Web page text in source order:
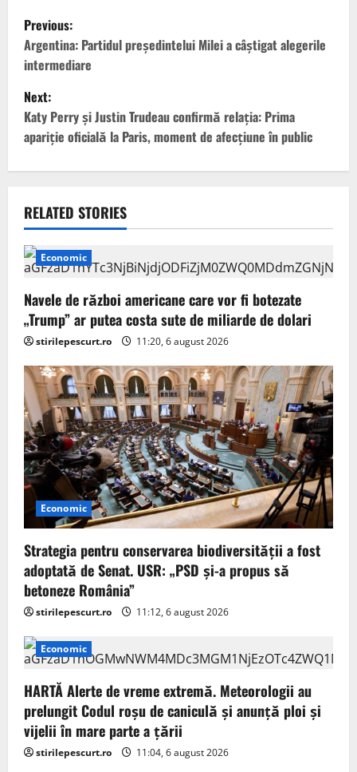
P
o
s
t
n
v
i
g
a
t
i
o
n
Previous:
Argentina: Partidul președintelui Milei a câștigat alegerile
intermediare
Next:
Katy Perry şi Justin Trudeau confirmă relaţia: Prima
apariţie oficială la Paris, moment de afecțiune în public
RELATED STORIES
Economic
Navele de război americane care vor fi botezate
„Trump” ar putea costa sute de miliarde de dolari
stirilepescurt.ro 11:20, 6 august 2026
Economic
Strategia pentru conservarea biodiversității a fost
adoptată de Senat. USR: „PSD și-a propus să
betoneze România”
stirilepescurt.ro 11:12, 6 august 2026
Economic
HARTĂ Alerte de vreme extremă. Meteorologii au
prelungit Codul roșu de caniculă și anunță ploi și
vijelii în mare parte a țării
stirilepescurt.ro 11:04, 6 august 2026